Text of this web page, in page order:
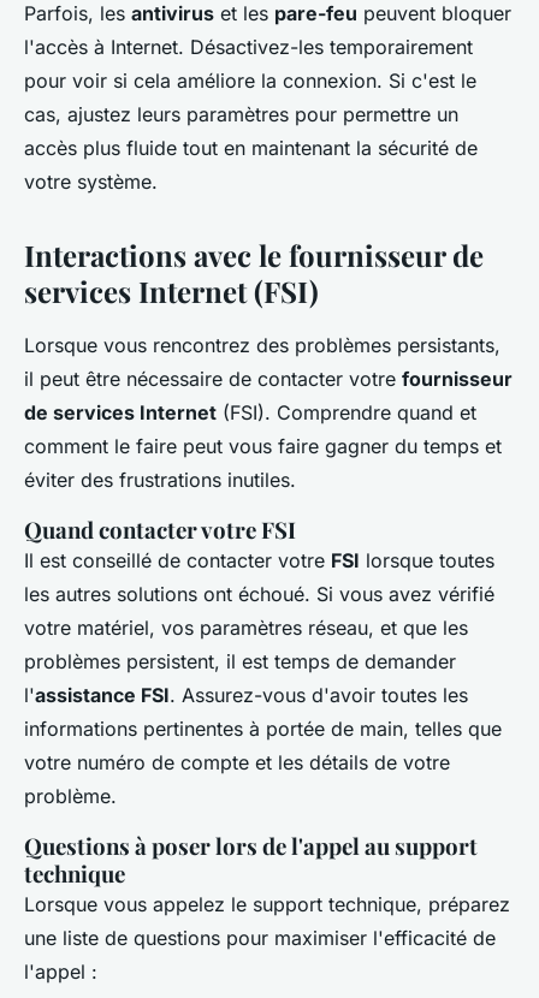
Parfois, les antivirus et les pare-feu peuvent bloquer
l'accès à Internet. Désactivez-les temporairement
pour voir si cela améliore la connexion. Si c'est le
cas, ajustez leurs paramètres pour permettre un
accès plus fluide tout en maintenant la sécurité de
votre système.
Interactions avec le fournisseur de
services Internet (FSI)
Lorsque vous rencontrez des problèmes persistants,
il peut être nécessaire de contacter votre fournisseur
de services Internet (FSI). Comprendre quand et
comment le faire peut vous faire gagner du temps et
éviter des frustrations inutiles.
Quand contacter votre FSI
Il est conseillé de contacter votre FSI lorsque toutes
les autres solutions ont échoué. Si vous avez vérifié
votre matériel, vos paramètres réseau, et que les
problèmes persistent, il est temps de demander
l'assistance FSI. Assurez-vous d'avoir toutes les
informations pertinentes à portée de main, telles que
votre numéro de compte et les détails de votre
problème.
Questions à poser lors de l'appel au support
technique
Lorsque vous appelez le support technique, préparez
une liste de questions pour maximiser l'efficacité de
l'appel :